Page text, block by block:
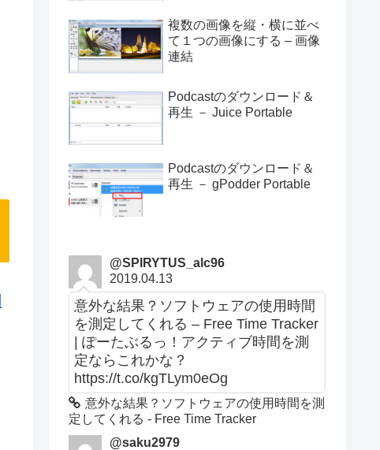
複数の画像を縦・横に並べ
て１つの画像にする – 画像
連結
Podcastのダウンロード＆
再生 － Juice Portable
Podcastのダウンロード＆
再生 － gPodder Portable
@SPIRYTUS_alc96
2019.04.13
意外な結果？ソフトウェアの使用時間
を測定してくれる – Free Time Tracker
| ぽーたぶるっ！アクティブ時間を測
定ならこれかな？
https://t.co/kgTLym0eOg
意外な結果？ソフトウェアの使用時間を測
定してくれる - Free Time Tracker
@saku2979